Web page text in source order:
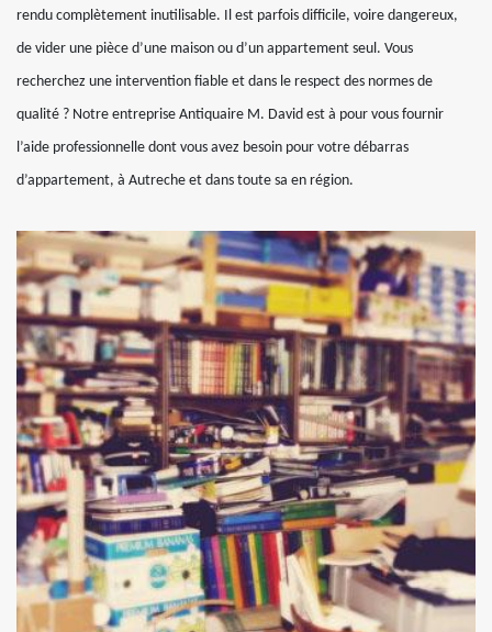
rendu complètement inutilisable. Il est parfois difficile, voire dangereux,
de vider une pièce d’une maison ou d’un appartement seul. Vous
recherchez une intervention fiable et dans le respect des normes de
qualité ? Notre entreprise Antiquaire M. David est à pour vous fournir
l’aide professionnelle dont vous avez besoin pour votre débarras
d’appartement, à Autreche et dans toute sa en région.